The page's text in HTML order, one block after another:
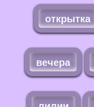
открытка
вечера